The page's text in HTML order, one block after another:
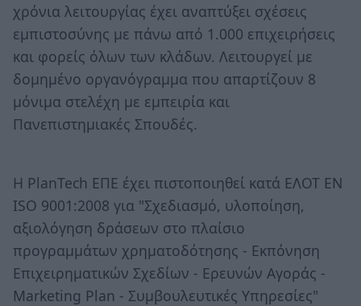
χρόνια λειτουργίας έχει αναπτύξει σχέσεις
εμπιστοσύνης με πάνω από 1.000 επιχειρήσεις
και φορείς όλων των κλάδων. Λειτουργεί με
δομημένο οργανόγραμμα που απαρτίζουν 8
μόνιμα στελέχη με εμπειρία και
Πανεπιστημιακές Σπουδές.
Η PlanTech ΕΠΕ έχει πιστοποιηθεί κατά ΕΛΟΤ ΕΝ
ISO 9001:2008 για "Σχεδιασμό, υλοποίηση,
αξιολόγηση δράσεων στο πλαίσιο
προγραμμάτων χρηματοδότησης - Εκπόνηση
Επιχειρηματικών Σχεδίων - Ερευνών Αγοράς -
Marketing Plan - Συμβουλευτικές Υπηρεσίες"